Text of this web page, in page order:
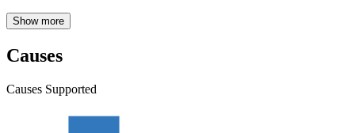
Show more
Causes
Causes Supported